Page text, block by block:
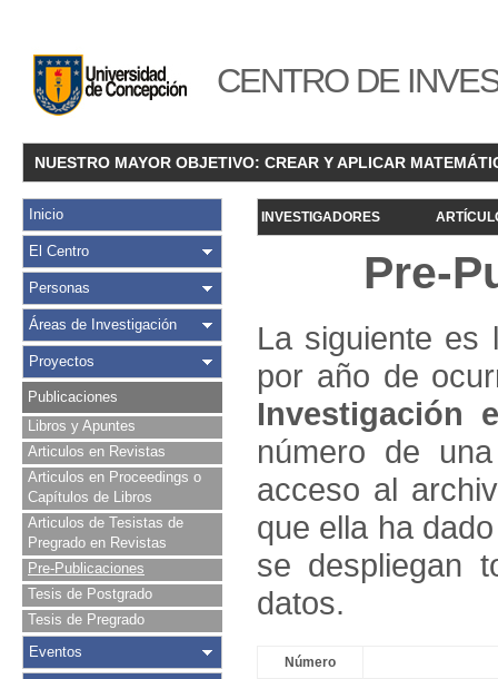
CENTRO DE
NUESTRO MAYOR OBJETIVO: CREAR Y APLICAR
Inicio
El Centro
Personas
Áreas de Investigación
Proyectos
Publicaciones
Libros y Apuntes
Articulos en Revistas
Articulos en Proceedings o
Capítulos de Libros
Articulos de Tesistas de
Pregrado en Revistas
Pre-Publicaciones
Tesis de Postgrado
Tesis de Pregrado
Eventos
INVESTIGADORES
Pre-
La siguiente es
por año de
Investigación
número de
acceso al
que ella ha
se despliegan
datos.
Número